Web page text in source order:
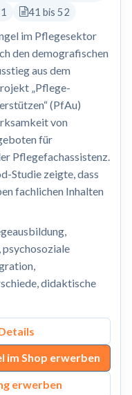
41 bis 52
im Pflegesektor
den demografischen
aus dem
„Pflege-
(PfAu)
von
für
Pflegefachassistenz.
Studie zeigte, dass
fachlichen Inhalten
didaktische
im Shop erwerben
erwerben